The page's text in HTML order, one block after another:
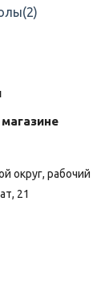
(2)
округ, рабочий
21